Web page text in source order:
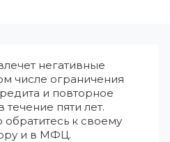
негативные
числе ограничения
и повторное
течение пяти лет.
к своему
и в МФЦ.